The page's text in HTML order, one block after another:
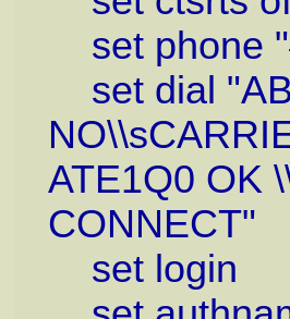
set phone
set dial
ATE1Q0 OK
CONNECT"
set login